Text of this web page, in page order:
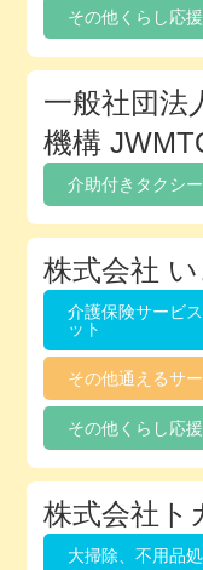
その他くらし応
一般社団
機構
介助付きタクシー
株式会社
介護保険サービ
ット
その他通えるサ
その他くらし応
株式会社ト
大掃除、不用品